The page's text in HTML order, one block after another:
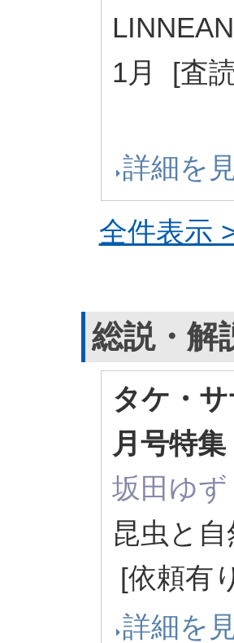
1月 [査
詳細を
全件表示
総説・解
タケ・
月号特
坂田ゆず
昆虫と
[依頼有
詳細を